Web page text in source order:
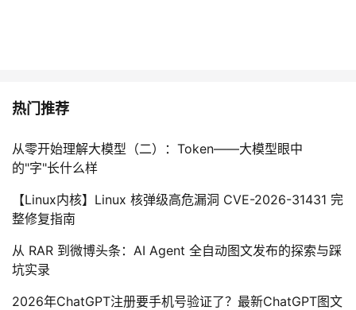
热门推荐
从零开始理解大模型（二）：Token——大模型眼中
的"字"长什么样
【Linux内核】Linux 核弹级高危漏洞 CVE-2026-31431 完
整修复指南
从 RAR 到微博头条：AI Agent 全自动图文发布的探索与踩
坑实录
2026年ChatGPT注册要手机号验证了？最新ChatGPT图文